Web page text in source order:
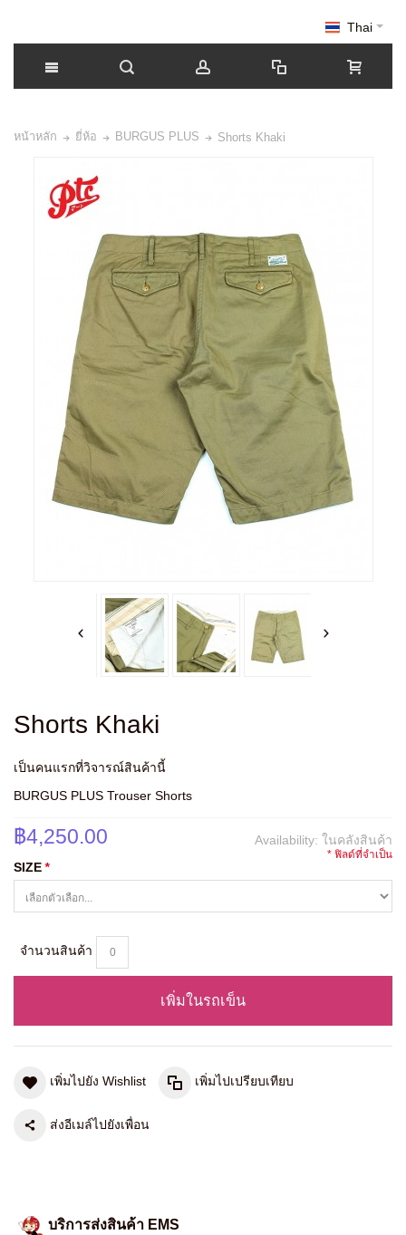
Thai
หน้าหลัก ยี่ห้อ BURGUS PLUS Shorts Khaki
Shorts Khaki
เป็นคนแรกที่วิจารณ์สินค้านี้
BURGUS PLUS Trouser Shorts
Availability: ในคลังสินค้า
฿4,250.00
*
SIZE
* ฟิลด์ที่จำเป็น
จำนวนสินค้า
เพิ่มในรถเข็น
เพิ่มไปยัง Wishlist เพิ่มไปเปรียบเทียบ
ส่งอีเมล์ไปยังเพื่อน
บริการส่งสินค้า EMS